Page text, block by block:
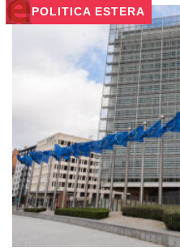
POLITICA ESTERA